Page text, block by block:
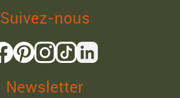
Suivez-nous
Newsletter